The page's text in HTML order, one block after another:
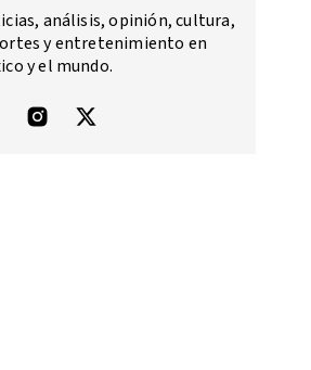
análisis, opinión, cultura,
y entretenimiento en
y el mundo.